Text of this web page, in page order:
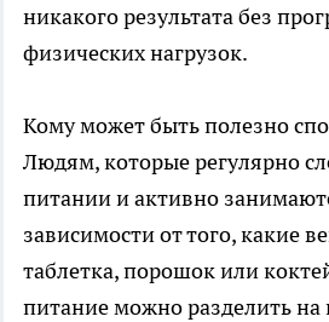
никакого результата без
физических нагрузок.
Кому может быть полезно
Людям, которые регулярно
питании и активно
зависимости от того, какие
таблетка, порошок или
питание можно разделить на